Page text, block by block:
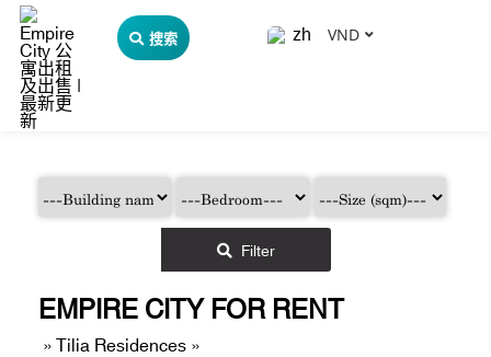
搜索 VND
Filter
EMPIRE CITY FOR RENT
»Tilia Residences »